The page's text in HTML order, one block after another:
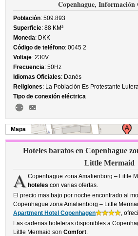
Copenhague, Información
Población: 509.893
Superficie: 88 KM²
Moneda: DKK
Código de teléfono: 0045 2
Voltaje: 230V
Frecuencia: 50Hz
Idiomas Oficiales: Danés
Religiones: La Población Es Protestante
Tipo de conexión eléctrica
Mapa
Hoteles baratos en Copenhague
Little Mermaid
A Copenhague zona Amalienborg – Little
hoteles con varias ofertas.
El precio mas bajo por noche encontrado al
Copenhague zona Amalienborg – Little
Apartment Hotel Copenhagen
,
Las cadenas hoteleras disponibles a
Little Mermaid sonComfort.